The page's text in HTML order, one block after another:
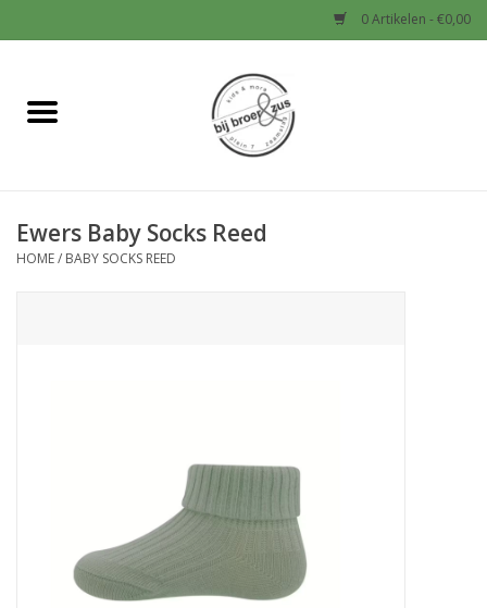
0 Artikelen - €0,00
Home
Baby
Cadeaubonnen
Ewers Baby Socks Reed
HOME/ BABY SOCKS REED